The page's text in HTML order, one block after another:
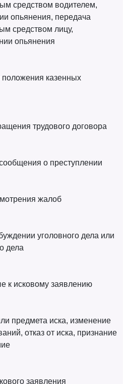
средством водителем,
опьянения, передача
средством лицу,
опьянения
казенных
трудового договора
о преступлении
жалоб
уголовного дела или
дела
к исковому заявлению
предмета иска, изменение
отказ от иска, признание
заявления